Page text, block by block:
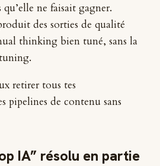
ne faisait gagner.
des sorties de qualité
thinking bien tuné, sans la
retirer tous tes
pipelines de contenu sans
IA” résolu en partie